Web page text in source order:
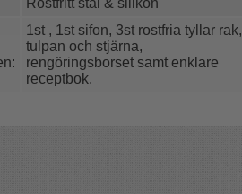
Rostfritt stål & silikon
1st , 1st sifon, 3st rostfria tyllar rak,
tulpan och stjärna,
rengöringsborset samt enklare
receptbok.